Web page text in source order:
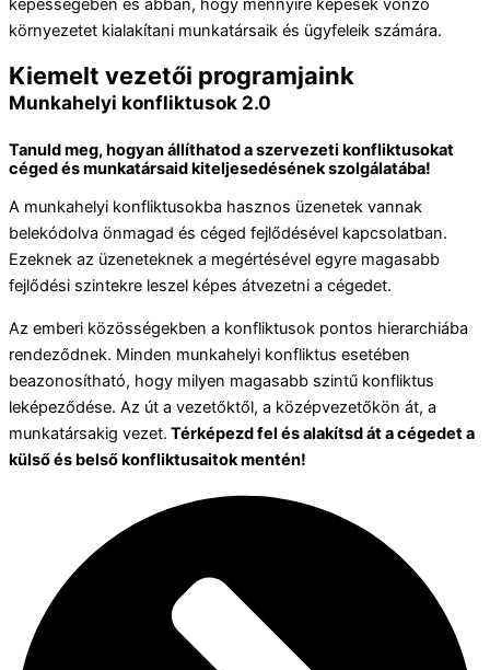
képességében és abban, hogy mennyire képesek vonzó
környezetet kialakítani munkatársaik és ügyfeleik számára.
Kiemelt vezetői programjaink
Munkahelyi konfliktusok 2.0
Tanuld meg, hogyan állíthatod a szervezeti konfliktusokat
céged és munkatársaid kiteljesedésének szolgálatába!
A munkahelyi konfliktusokba hasznos üzenetek vannak
belekódolva önmagad és céged fejlődésével kapcsolatban.
Ezeknek az üzeneteknek a megértésével egyre magasabb
fejlődési szintekre leszel képes átvezetni a cégedet.
Az emberi közösségekben a konfliktusok pontos hierarchiába
rendeződnek. Minden munkahelyi konfliktus esetében
beazonosítható, hogy milyen magasabb szintű konfliktus
leképeződése. Az út a vezetőktől, a középvezetőkön át, a
munkatársakig vezet. Térképezd fel és alakítsd át a cégedet a
külső és belső konfliktusaitok mentén!